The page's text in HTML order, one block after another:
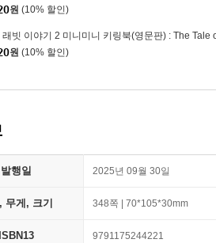
원 (10% 할인)
래빗 이야기 2 미니미니 키링북(영문판) : The Tale
원 (10% 할인)
발행일 2025년 09월 30일
무게, 크기 348쪽 | 70*105*30mm
ISBN13 9791175244221